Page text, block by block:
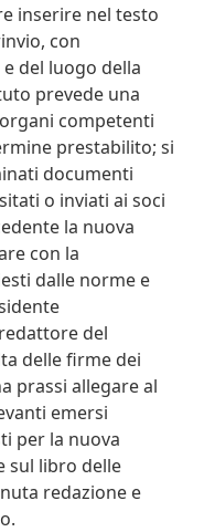
inserire nel testo
con
e del luogo della
prevede una
competenti
prestabilito; si
documenti
o inviati ai soci
la nuova
con la
dalle norme e
del
delle firme dei
prassi allegare al
emersi
per la nuova
sul libro delle
redazione e